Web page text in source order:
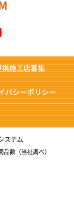
施工店募集
バシーポリシー
ステム
数（当社調べ）